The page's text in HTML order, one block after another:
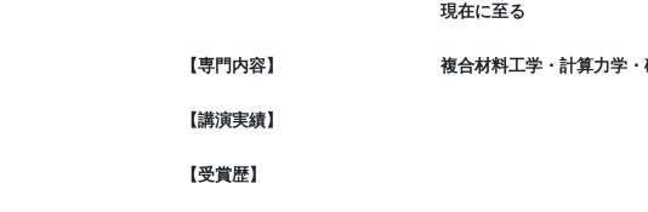
現在に至る
【専門内容】 複合材料工学・計算力学
【講演実績】
【受賞歴】